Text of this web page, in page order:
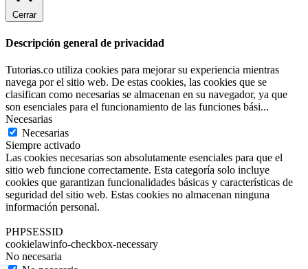
Cerrar
Descripción general de privacidad
Tutorias.co utiliza cookies para mejorar su experiencia mientras
navega por el sitio web. De estas cookies, las cookies que se
clasifican como necesarias se almacenan en su navegador, ya que
son esenciales para el funcionamiento de las funciones bási...
Necesarias
Necesarias
Siempre activado
Las cookies necesarias son absolutamente esenciales para que el
sitio web funcione correctamente. Esta categoría solo incluye
cookies que garantizan funcionalidades básicas y características de
seguridad del sitio web. Estas cookies no almacenan ninguna
información personal.
PHPSESSID
cookielawinfo-checkbox-necessary
No necesaria